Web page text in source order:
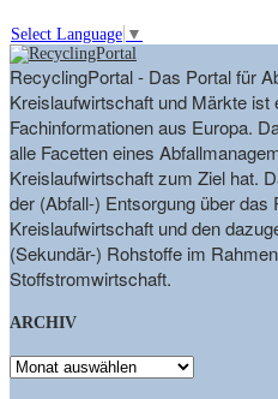
Select Language ▼
RecyclingPortal - Das Portal für
Kreislaufwirtschaft und Märkte ist
Fachinformationen aus Europa.
alle Facetten eines
Kreislaufwirtschaft zum Ziel hat.
der (Abfall-) Entsorgung über das
Kreislaufwirtschaft und den
(Sekundär-) Rohstoffe im
Stoffstromwirtschaft.
ARCHIV
ARCHIV